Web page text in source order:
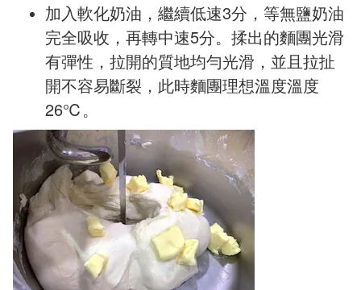
加入軟化奶油，繼續低速3分，等無鹽奶油
完全吸收，再轉中速5分。揉出的麵團光滑
有彈性，拉開的質地均勻光滑，並且拉扯
開不容易斷裂，此時麵團理想溫度溫度
26℃。